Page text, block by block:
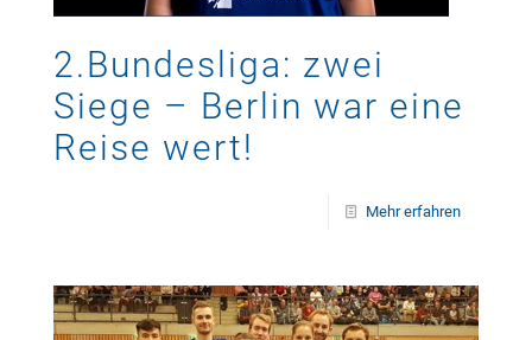
2.Bundesliga: zwei
Siege – Berlin war eine
Reise wert!
Mehr erfahren